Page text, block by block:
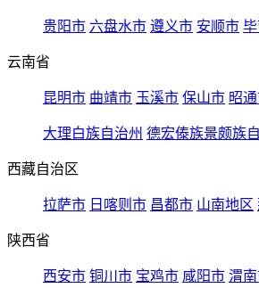
贵阳市 六盘水市 遵义市 安顺市
云南省
昆明市 曲靖市 玉溪市 保山市 昭
大理白族自治州 德宏傣族景颇族
西藏自治区
拉萨市 日喀则市 昌都市 山南地区
陕西省
西安市 铜川市 宝鸡市 咸阳市 渭